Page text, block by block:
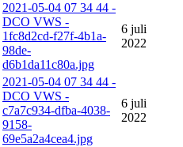
2021-05-04 07 34 44 -
DCO VWS -
1fc8d2cd-f27f-4b1a-
98de-
d6b1da11c80a.jpg
6 juli
2022
2021-05-04 07 34 44 -
DCO VWS -
c7a7c934-dfba-4038-
9158-
69e5a2a4cea4.jpg
6 juli
2022